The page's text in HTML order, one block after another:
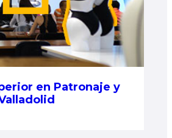
en Patronaje y